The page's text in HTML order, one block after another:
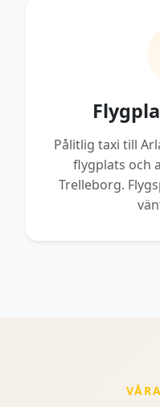
Pålitlig taxi till
flygplats och
Trelleborg.